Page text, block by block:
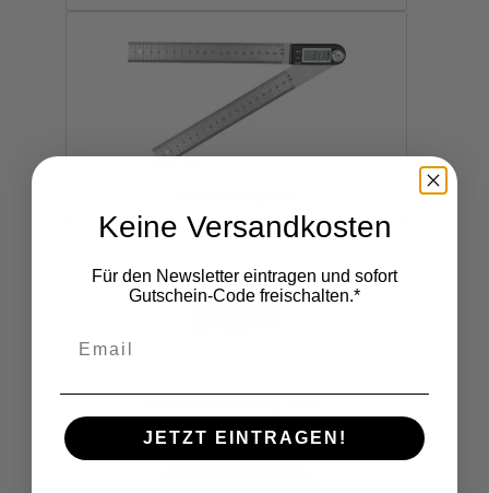
Keine Versandkosten
Für den Newsletter eintragen und sofort
Gutschein-Code freischalten.*
JETZT EINTRAGEN!